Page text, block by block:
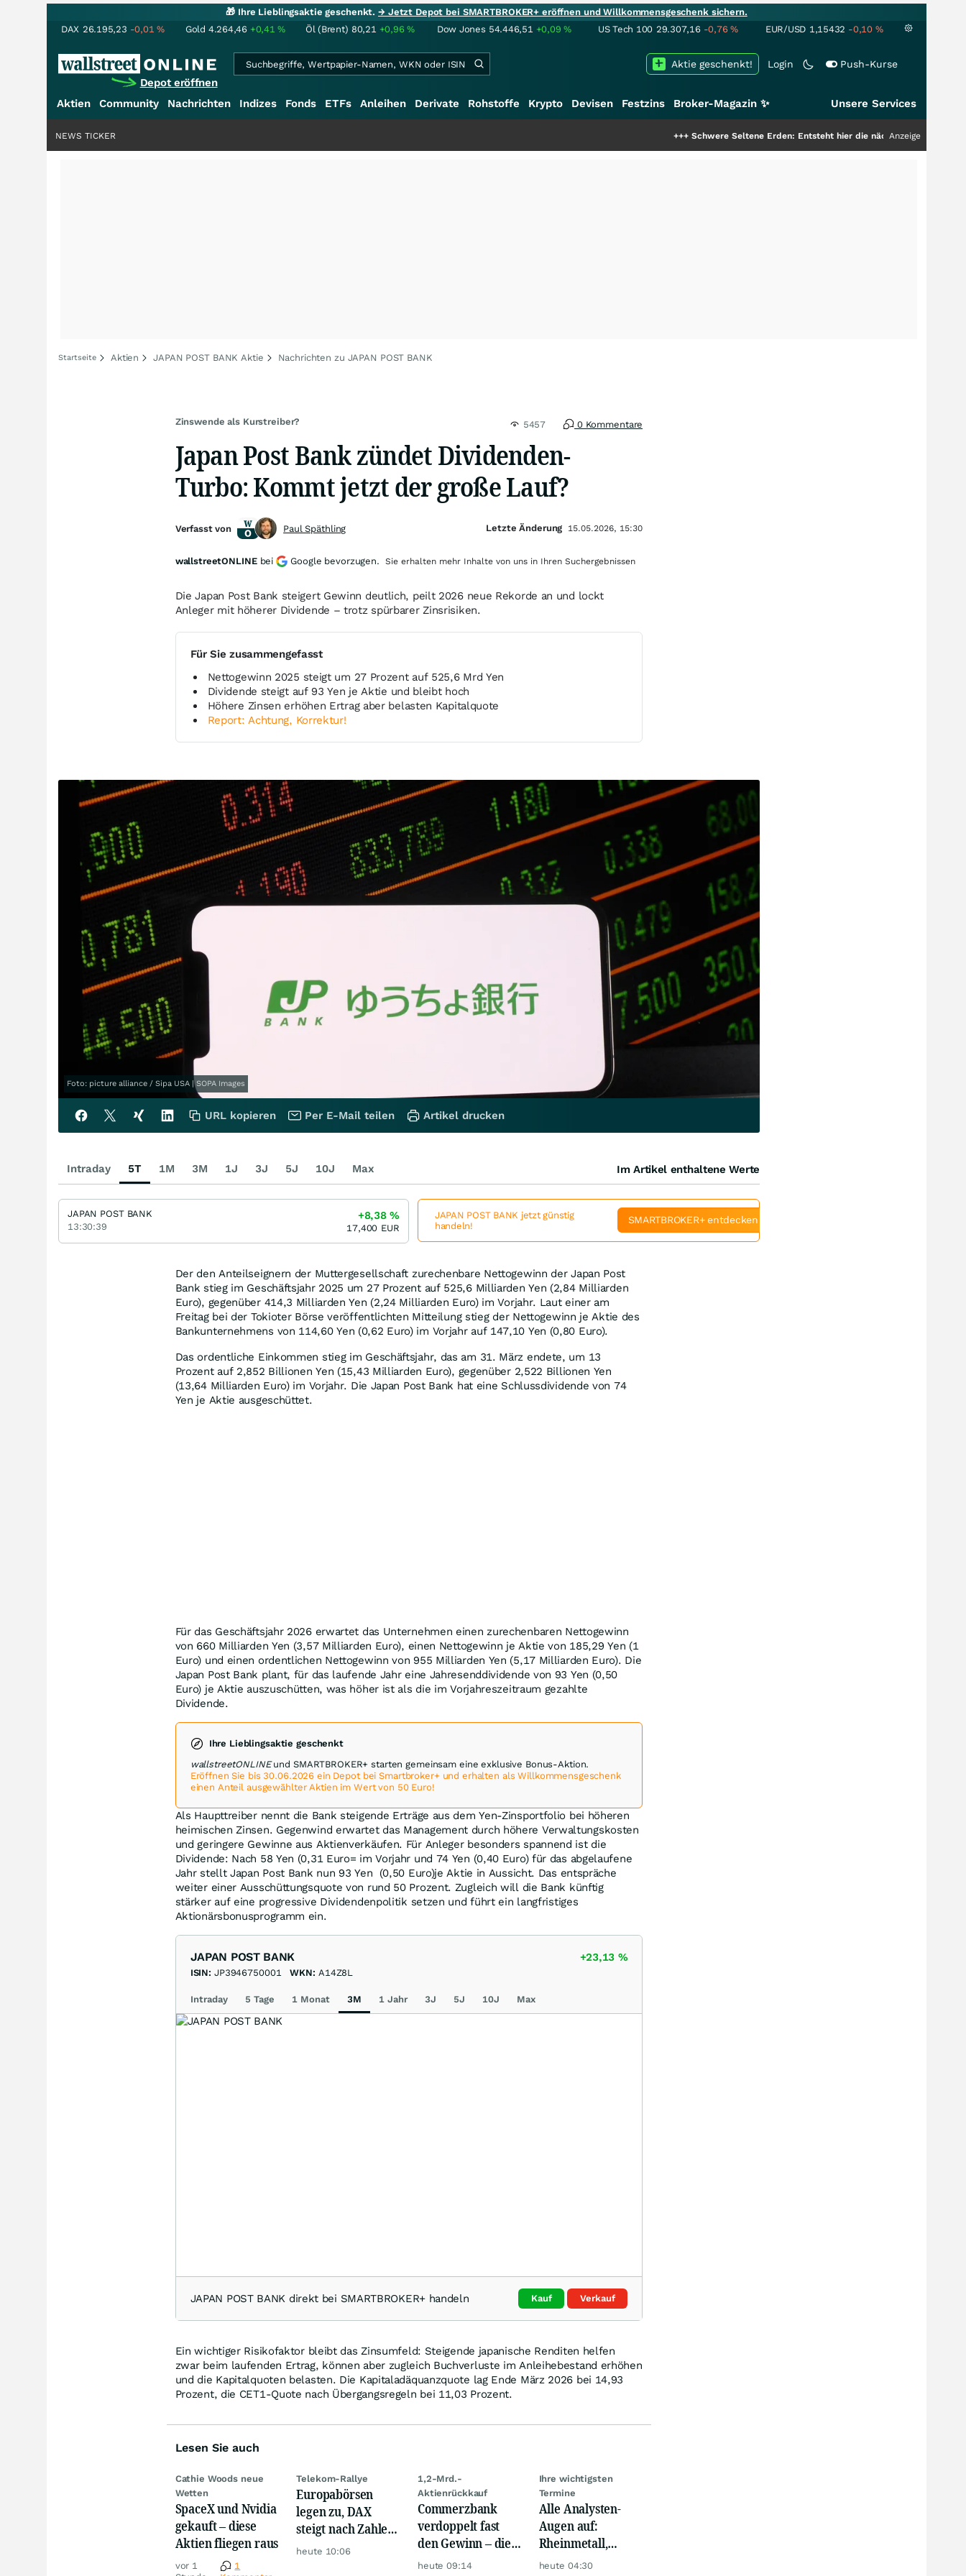
🎁 Ihre Lieblingsaktie geschenkt.→ Jetzt Depot bei SMARTBROKER+ eröffnen und Willkommensgeschenk sichern.
DAX 26.195,23 -0,01% Gold 4.264,46 +0,41% Öl (Brent) 80,21 +0,96% Dow Jones 54.446,51 +0,09% US Tech 100 29.307,16 -0,76% EUR/USD 1,15432 -0,10 %
Depot eröffnen
Login Push-Kurse
Aktie geschenkt!
Aktien Community Nachrichten Indizes Fonds ETFs Anleihen Derivate Rohstoffe Krypto Devisen Festzins Broker-Magazin ✨ Unsere Services
Schwere Seltene Erden: Entsteht hier die nächste Milliardenstory?+++
Anzeige
NEWS TICKER
Startseite Aktien JAPAN POST BANK Aktie Nachrichten zu JAPAN POST BANK
Zinswende als Kurstreiber? 5457 0 Kommentare
Japan Post Bank zündet Dividenden-
Turbo: Kommt jetzt der große Lauf?
Die Japan Post Bank steigert Gewinn deutlich, peilt 2026 neue Rekorde an und lockt
Anleger mit höherer Dividende – trotz spürbarer Zinsrisiken.
Für Sie zusammengefasst
Nettogewinn 2025 steigt um 27 Prozent auf 525,6 Mrd Yen
Dividende steigt auf 93 Yen je Aktie und bleibt hoch
Höhere Zinsen erhöhen Ertrag aber belasten Kapitalquote
Report: Achtung, Korrektur!
Foto: picture alliance / Sipa USA | SOPA Images
Der den Anteilseignern der Muttergesellschaft zurechenbare Nettogewinn der Japan Post
Bank stieg im Geschäftsjahr 2025 um 27 Prozent auf 525,6 Milliarden Yen (2,84 Milliarden
Euro), gegenüber 414,3 Milliarden Yen (2,24 Milliarden Euro) im Vorjahr. Laut einer am
Freitag bei der Tokioter Börse veröffentlichten Mitteilung stieg der Nettogewinn je Aktie des
Bankunternehmens von 114,60 Yen (0,62 Euro) im Vorjahr auf 147,10 Yen (0,80 Euro).
Das ordentliche Einkommen stieg im Geschäftsjahr, das am 31. März endete, um 13
Prozent auf 2,852 Billionen Yen (15,43 Milliarden Euro), gegenüber 2,522 Billionen Yen
(13,64 Milliarden Euro) im Vorjahr. Die Japan Post Bank hat eine Schlussdividende von 74
Yen je Aktie ausgeschüttet.
Für das Geschäftsjahr 2026 erwartet das Unternehmen einen zurechenbaren Nettogewinn
von 660 Milliarden Yen (3,57 Milliarden Euro), einen Nettogewinn je Aktie von 185,29 Yen (1
Euro) und einen ordentlichen Nettogewinn von 955 Milliarden Yen (5,17 Milliarden Euro). Die
Japan Post Bank plant, für das laufende Jahr eine Jahresenddividende von 93 Yen (0,50
Euro) je Aktie auszuschütten, was höher ist als die im Vorjahreszeitraum gezahlte
Dividende.
Ihre Lieblingsaktie geschenkt
wallstreetONLINEund SMARTBROKER+ starten gemeinsam eine exklusive Bonus-Aktion.
Eröffnen Sie bis 30.06.2026 ein Depot bei Smartbroker+ und erhalten als Willkommensgeschenk
einen Anteil ausgewählter Aktien im Wert von 50 Euro!
Als Haupttreiber nennt die Bank steigende Erträge aus dem Yen-Zinsportfolio bei höheren
heimischen Zinsen. Gegenwind erwartet das Management durch höhere Verwaltungskosten
und geringere Gewinne aus Aktienverkäufen. Für Anleger besonders spannend ist die
Dividende: Nach 58 Yen (0,31 Euro= im Vorjahr und 74 Yen (0,40 Euro) für das abgelaufene
Jahr stellt Japan Post Bank nun 93 Yen (0,50 Euro)je Aktie in Aussicht. Das entspräche
weiter einer Ausschüttungsquote von rund 50 Prozent. Zugleich will die Bank künftig
stärker auf eine progressive Dividendenpolitik setzen und führt ein langfristiges
Aktionärsbonusprogramm ein.
JAPAN POST BANK +23,13 %
ISIN: JP3946750001 WKN: A14Z8L
Intraday 5 Tage 1 Monat 3M 1 Jahr 3J 5J 10J Max
JAPAN POST BANK direkt bei SMARTBROKER+ handeln Kauf Verkauf
Ein wichtiger Risikofaktor bleibt das Zinsumfeld: Steigende japanische Renditen helfen
zwar beim laufenden Ertrag, können aber zugleich Buchverluste im Anleihebestand erhöhen
und die Kapitalquoten belasten. Die Kapitaladäquanzquote lag Ende März 2026 bei 14,93
Prozent, die CET1-Quote nach Übergangsregeln bei 11,03 Prozent.
Lesen Sie auch
Cathie Woods neue
Wetten
SpaceX und Nvidia
gekauft – diese
Aktien fliegen raus
vor 1
1
Telekom-Rallye
Europabörsen
legen zu, DAX
steigt nach Zahlen
von Rheinmetall,
heute 10:06
1,2-Mrd.-
Aktienrückkauf
Commerzbank
verdoppelt fast
den Gewinn – die
Aktie schwankt
heute 09:14
Ihre wichtigsten
Termine
Alle Analysten-
Augen auf:
Rheinmetall,
Deutsche Telekom,
heute 04:30
Verfasst von Paul Späthling Letzte Änderung 15.05.2026, 15:30
wallstreetONLINE bei Google bevorzugen. Sie erhalten mehr Inhalte von uns in Ihren Suchergebnissen
URL kopieren Per E-Mail teilen Artikel drucken
Intraday 5T 1M 3M 1J 3J 5J 10J Max Im Artikel enthaltene Werte
JAPAN POST BANK
13:30:39
+8,38%
17,400 EUR
JAPAN POST BANK jetzt günstig
handeln!
SMARTBROKER+ entdecken